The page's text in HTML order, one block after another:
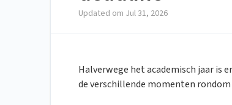
Updated om Jul 31, 2026
Halverwege het academisch jaar is
de verschillende momenten